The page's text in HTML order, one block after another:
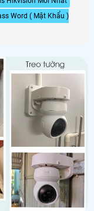
Word ( Mật Khẩu )